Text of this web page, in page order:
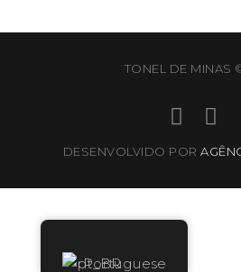
TONEL DE MINAS
DESENVOLVIDO POR
Portuguese